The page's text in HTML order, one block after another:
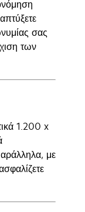
σας
των
1.200 x
με